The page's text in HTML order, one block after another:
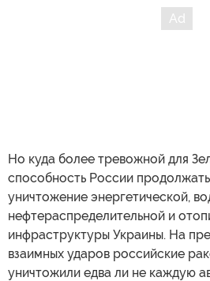
Но куда более тревожной для
способность России
уничтожение энергетической,
нефтераспределительной и
инфраструктуры Украины. На
взаимных ударов российские
уничтожили едва ли не каждую